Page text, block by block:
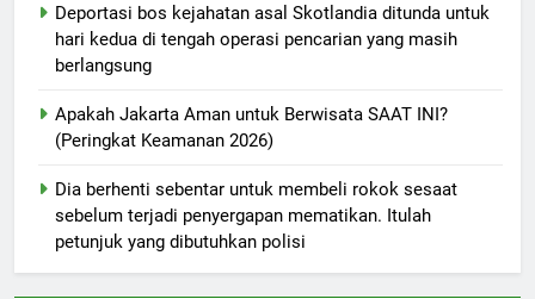
Deportasi bos kejahatan asal Skotlandia ditunda untuk
hari kedua di tengah operasi pencarian yang masih
berlangsung
Apakah Jakarta Aman untuk Berwisata SAAT INI?
(Peringkat Keamanan 2026)
Dia berhenti sebentar untuk membeli rokok sesaat
sebelum terjadi penyergapan mematikan. Itulah
petunjuk yang dibutuhkan polisi